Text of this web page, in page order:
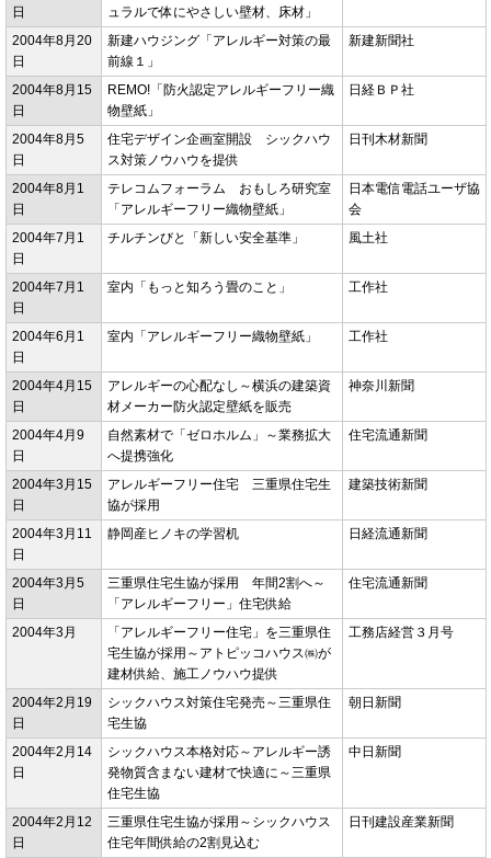
日
ュラルで体にやさしい壁材、床材」
2004年8月20
日
新建ハウジング「アレルギー対策の最
前線１」
新建新聞社
2004年8月15
日
REMO!「防火認定アレルギーフリー織
物壁紙」
日経ＢＰ社
2004年8月5
日
住宅デザイン企画室開設 シックハウ
ス対策ノウハウを提供
日刊木材新聞
2004年8月1
日
テレコムフォーラム おもしろ研究室
「アレルギーフリー織物壁紙」
日本電信電話ユーザ協
会
2004年7月1
日
チルチンびと「新しい安全基準」 風土社
2004年7月1
日
室内「もっと知ろう畳のこと」 工作社
2004年6月1
日
室内「アレルギーフリー織物壁紙」 工作社
2004年4月15
日
アレルギーの心配なし～横浜の建築資
材メーカー防火認定壁紙を販売
神奈川新聞
2004年4月9
日
自然素材で「ゼロホルム」～業務拡大
へ提携強化
住宅流通新聞
2004年3月15
日
アレルギーフリー住宅 三重県住宅生
協が採用
建築技術新聞
2004年3月11
日
静岡産ヒノキの学習机 日経流通新聞
2004年3月5
日
三重県住宅生協が採用 年間2割へ～
「アレルギーフリー」住宅供給
住宅流通新聞
2004年3月
「アレルギーフリー住宅」を三重県住
宅生協が採用～アトピッコハウス㈱が
建材供給、施工ノウハウ提供
工務店経営３月号
2004年2月19
日
シックハウス対策住宅発売～三重県住
宅生協
朝日新聞
2004年2月14
日
シックハウス本格対応～アレルギー誘
発物質含まない建材で快適に～三重県
住宅生協
中日新聞
2004年2月12
日
三重県住宅生協が採用～シックハウス
住宅年間供給の2割見込む
日刊建設産業新聞